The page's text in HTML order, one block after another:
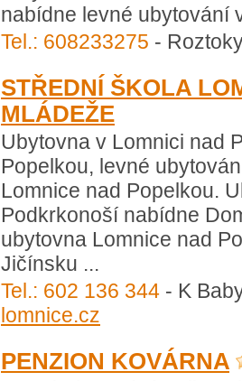
nabídne levné ubytování
Tel.: 608233275 -
STŘEDNÍ ŠKOLA
MLÁDEŽE
Ubytovna v Lomnici nad
Popelkou, levné
Lomnice nad Popelkou.
Podkrkonoší nabídne
ubytovna Lomnice nad
Jičínsku ...
Tel.: 602 136 344 - K
lomnice.cz
PENZION KOVÁRNA